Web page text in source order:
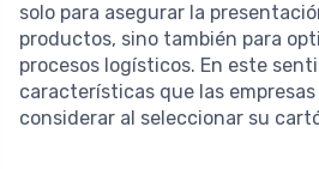
solo para asegurar la
productos, sino también para
procesos logísticos. En este
características que las
considerar al seleccionar su